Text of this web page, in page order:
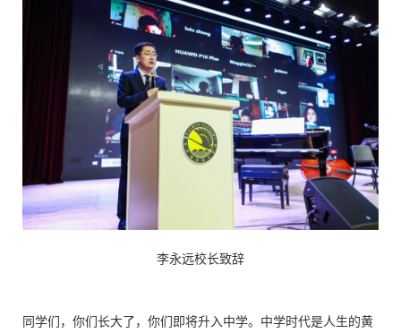
李永远校长致辞
同学们，你们长大了，你们即将升入中学。中学时代是人生的黄